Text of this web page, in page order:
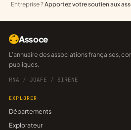
Entreprise ?Apportez votre soutien aux
Assoce
L'annuaire des associations françaises, construit sur les données
publiques.
RNA / JOAFE / SIRENE
EXPLORER
Départements
Explorateur